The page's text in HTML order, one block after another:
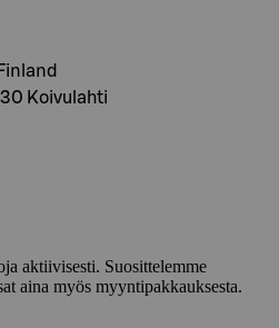
Koivulahti
aktiivisesti. Suosittelemme
aina myös myyntipakkauksesta.